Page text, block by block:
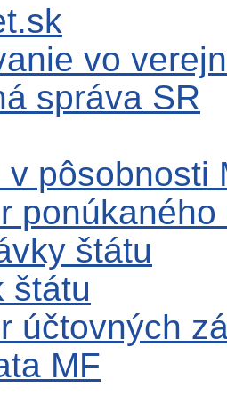
vo
správa SR
v pôsobnosti
štátu
štátu
účtovných
MF